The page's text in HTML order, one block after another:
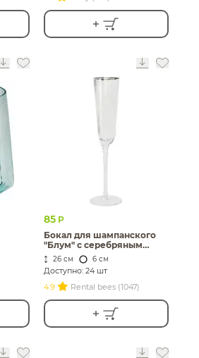
85 Р
Бокал для шампанского
"Блум" c серебряным
кантом
26 см 6 см
Доступно: 24 шт
4.9
Rental bees (1047)